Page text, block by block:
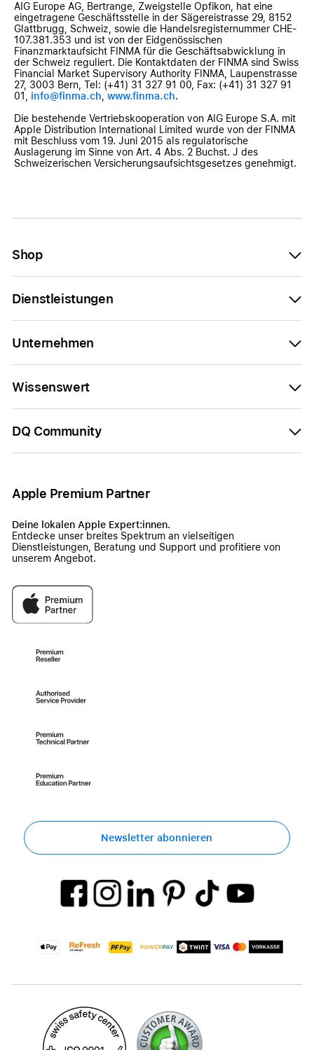
AIG Europe AG, Bertrange, Zweigstelle Opfikon, hat eine
eingetragene Geschäftsstelle in der Sägereistrasse 29, 8152
Glattbrugg, Schweiz, sowie die Handelsregisternummer CHE-
107.381.353 und ist von der Eidgenössischen
Finanzmarktaufsicht FINMA für die Geschäftsabwicklung in
der Schweiz reguliert. Die Kontaktdaten der FINMA sind Swiss
Financial Market Supervisory Authority FINMA, Laupenstrasse
27, 3003 Bern, Tel: (+41) 31 327 91 00, Fax: (+41) 31 327 91
01, info@finma.ch, www.finma.ch.
Die bestehende Vertriebskooperation von AIG Europe S.A. mit
Apple Distribution International Limited wurde von der FINMA
mit Beschluss vom 19. Juni 2015 als regulatorische
Auslagerung im Sinne von Art. 4 Abs. 2 Buchst. J des
Schweizerischen Versicherungsaufsichtsgesetzes genehmigt.
Shop
Dienstleistungen
Unternehmen
Wissenswert
DQ Community
Apple Premium Partner
Deine lokalen Apple Expert:innen.
Entdecke unser breites Spektrum an vielseitigen
Dienstleistungen, Beratung und Support und profitiere von
unserem Angebot.
Newsletter abonnieren